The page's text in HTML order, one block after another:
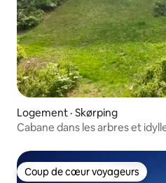
Logement · Skørping
Cabane dans les arbres et
Coup de cœur voyageurs
Coup de cœur voyageurs